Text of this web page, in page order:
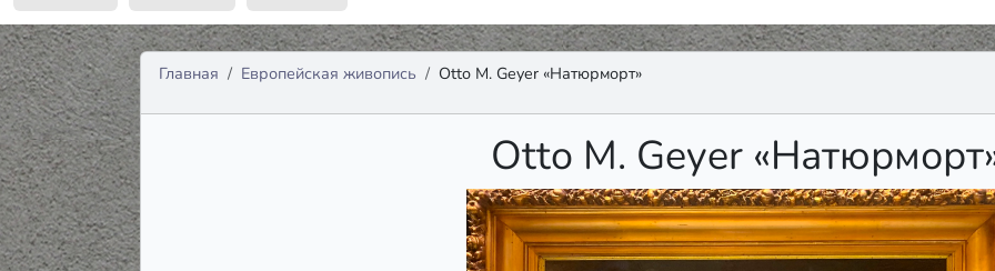
Главная Европейская живопись Otto M. Geyer «Натюрморт»
Otto M. Geyer